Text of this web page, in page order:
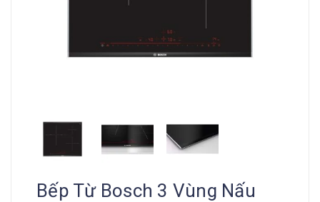
Bếp Từ Bosch 3 Vùng Nấu